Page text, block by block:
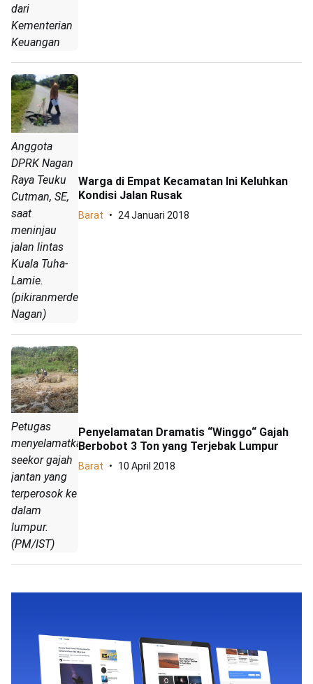
dari
Kementerian
Keuangan
Anggota
DPRK Nagan
Raya Teuku
Cutman, SE,
saat
meninjau
jalan lintas
Kuala Tuha-
Lamie.
(pikiranmerdeka.co/Arief
Nagan)
Warga di Empat Kecamatan Ini Keluhkan
Kondisi Jalan Rusak
Barat 24 Januari 2018
Petugas
menyelamatkan
seekor gajah
jantan yang
terperosok ke
dalam
lumpur.
(PM/IST)
Penyelamatan Dramatis “Winggo“ Gajah
Berbobot 3 Ton yang Terjebak Lumpur
Barat 10 April 2018